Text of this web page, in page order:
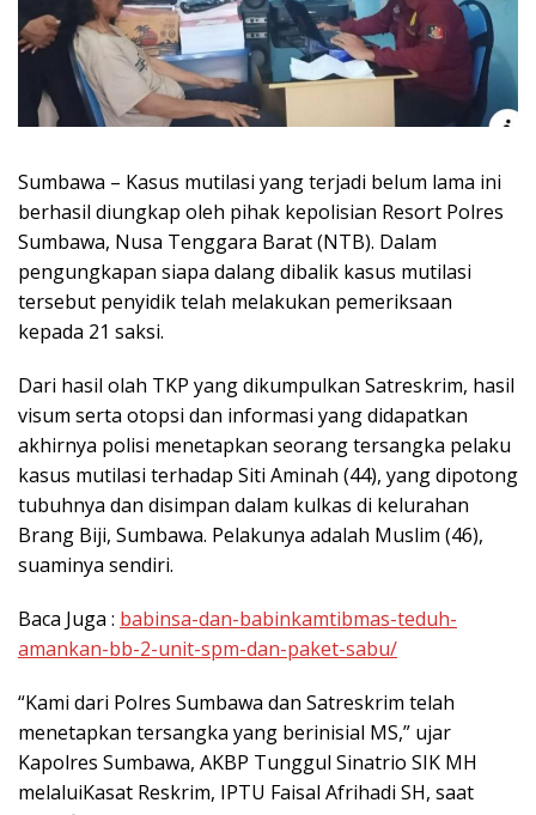
Sumbawa – Kasus mutilasi yang terjadi belum lama ini
berhasil diungkap oleh pihak kepolisian Resort Polres
Sumbawa, Nusa Tenggara Barat (NTB). Dalam
pengungkapan siapa dalang dibalik kasus mutilasi
tersebut penyidik telah melakukan pemeriksaan
kepada 21 saksi.
Dari hasil olah TKP yang dikumpulkan Satreskrim, hasil
visum serta otopsi dan informasi yang didapatkan
akhirnya polisi menetapkan seorang tersangka pelaku
kasus mutilasi terhadap Siti Aminah (44), yang dipotong
tubuhnya dan disimpan dalam kulkas di kelurahan
Brang Biji, Sumbawa. Pelakunya adalah Muslim (46),
suaminya sendiri.
Baca Juga : babinsa-dan-babinkamtibmas-teduh-
amankan-bb-2-unit-spm-dan-paket-sabu/
“Kami dari Polres Sumbawa dan Satreskrim telah
menetapkan tersangka yang berinisial MS,” ujar
Kapolres Sumbawa, AKBP Tunggul Sinatrio SIK MH
melaluiKasat Reskrim, IPTU Faisal Afrihadi SH, saat